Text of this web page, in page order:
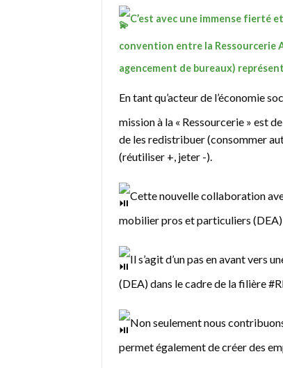
C’est avec une immense fierté
convention entre la Ressourcerie
agencement de bureaux)
En tant qu’acteur de l’économie
mission à la « Ressourcerie » est
de les redistribuer (consommer
(réutiliser +, jeter -).
Cette nouvelle collaboration
mobilier pros et particuliers
Il s’agit d’un pas en avant vers
(DEA) dans le cadre de la filière
Non seulement nous
permet également de créer des